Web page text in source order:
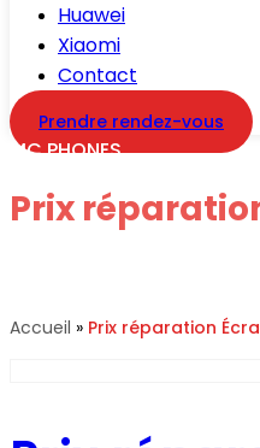
Huawei
Xiaomi
Contact
Prendre rendez-vous
MC PHONES
Prix
Accueil » Prix réparation